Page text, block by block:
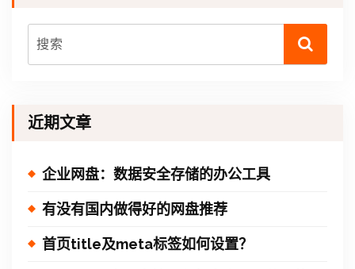
近期文章
企业网盘：数据安全存储的办公工具
有没有国内做得好的网盘推荐
首页title及meta标签如何设置？